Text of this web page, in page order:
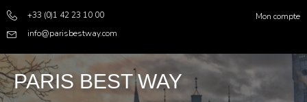
+33 (0)1 42 23 10 00
info@parisbestway.com
Mon compte
PARIS BEST WAY